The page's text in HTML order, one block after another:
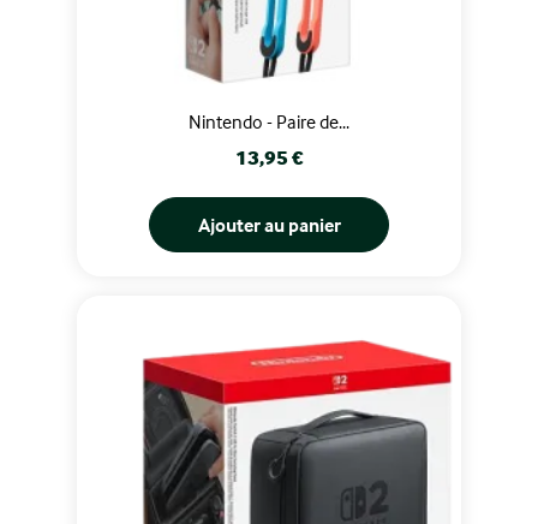
Nintendo - Paire de...
Prix
13,95 €
Ajouter au panier